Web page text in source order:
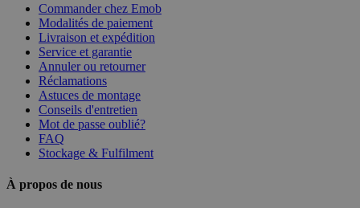
Commander chez Emob
Modalités de paiement
Livraison et expédition
Service et garantie
Annuler ou retourner
Réclamations
Astuces de montage
Conseils d'entretien
Mot de passe oublié?
FAQ
Stockage & Fulfilment
À propos de nous